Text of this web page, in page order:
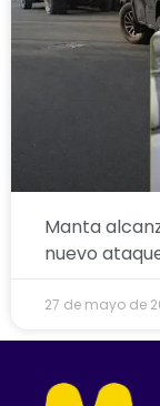
Manta
nuevo
27 de mayo de